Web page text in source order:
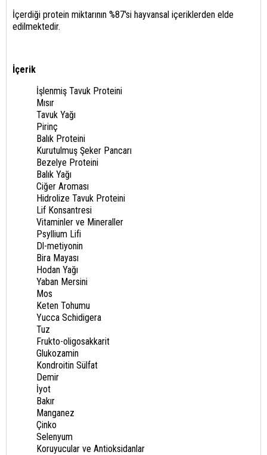
İçerdiği protein miktarının %87'si hayvansal içeriklerden elde
edilmektedir.
İçerik
İşlenmiş Tavuk Proteini
Mısır
Tavuk Yağı
Pirinç
Balık Proteini
Kurutulmuş Şeker Pancarı
Bezelye Proteini
Balık Yağı
Ciğer Aroması
Hidrolize Tavuk Proteini
Lif Konsantresi
Vitaminler ve Mineraller
Psyllium Lifi
Dl-metiyonin
Bira Mayası
Hodan Yağı
Yaban Mersini
Mos
Keten Tohumu
Yucca Schidigera
Tuz
Frukto-oligosakkarit
Glukozamin
Kondroitin Sülfat
Demir
İyot
Bakır
Manganez
Çinko
Selenyum
Koruyucular ve Antioksidanlar